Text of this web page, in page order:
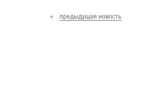
« предыдущая новость